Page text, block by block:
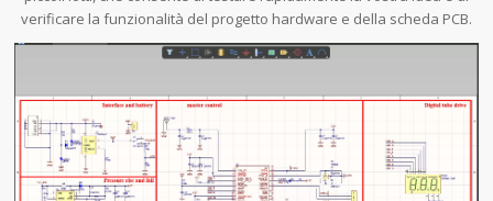
verificare la funzionalità del progetto hardware e della scheda PCB.